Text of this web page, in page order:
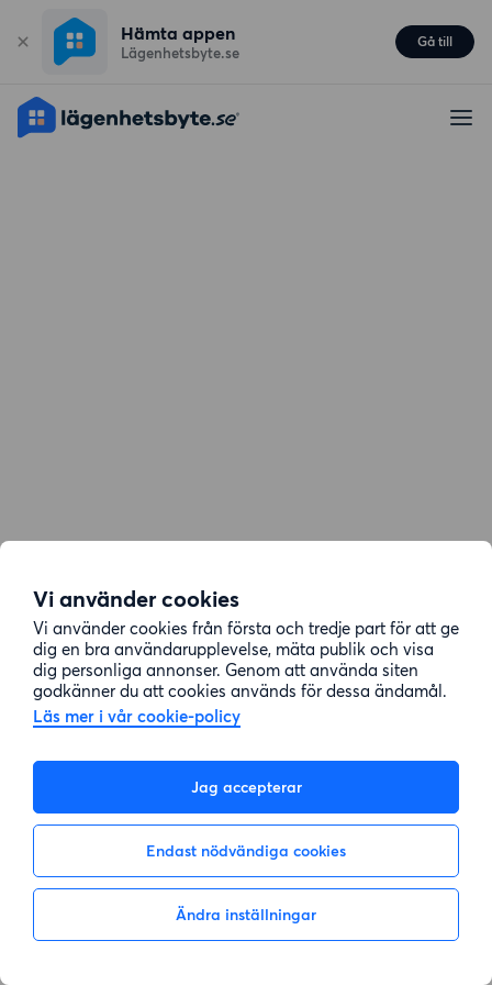
Vi använder cookies
Vi använder cookies från första och tredje part för att ge
dig en bra användarupplevelse, mäta publik och visa
dig personliga annonser. Genom att använda siten
godkänner du att cookies används för dessa ändamål.
Läs mer i vår cookie-policy
Jag accepterar
Endast nödvändiga cookies
Ändra inställningar
Hämta appen
Lägenhetsbyte.se
Gå till